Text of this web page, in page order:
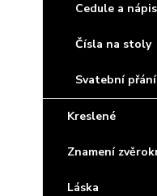
Cedule a
Čísla na stoly
Svatební přání
Kreslené
Znamení
Láska